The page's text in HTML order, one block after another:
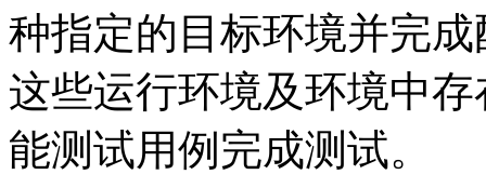
种指定的目标环境并完
这些运行环境及环境中
能测试用例完成测试。